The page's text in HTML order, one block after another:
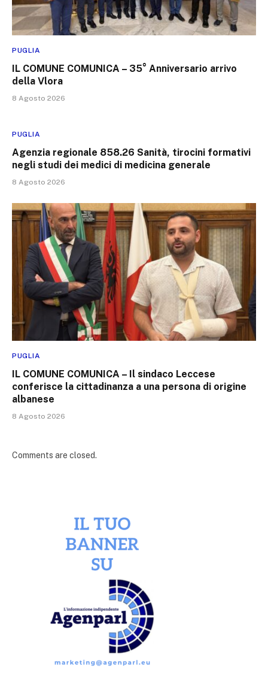
PUGLIA
IL COMUNE COMUNICA – 35° Anniversario arrivo
della Vlora
8 Agosto 2026
PUGLIA
Agenzia regionale 858.26 Sanità, tirocini formativi
negli studi dei medici di medicina generale
8 Agosto 2026
PUGLIA
IL COMUNE COMUNICA – Il sindaco Leccese
conferisce la cittadinanza a una persona di origine
albanese
8 Agosto 2026
Comments are closed.